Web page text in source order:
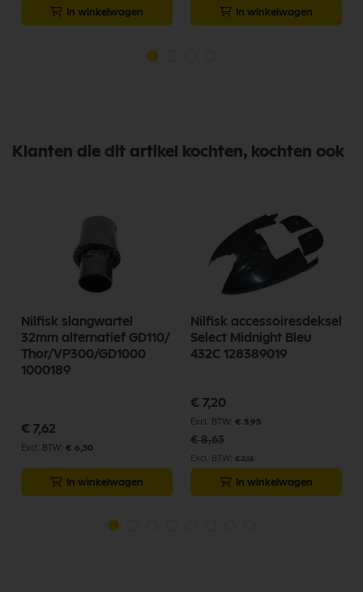
In winkelwagen In winkelwagen
Klanten die dit artikel kochten, kochten ook
Nilfisk slangwartel
32mm alternatief GD110/
Thor/VP300/GD1000
1000189
€ 7,62
€ 6,30
In winkelwagen
Nilfisk accessoiresdeksel
Select Midnight Bleu
432C 128389019
Speciale
prijs
€ 7,20
€ 5,95
€ 8,63
€ 7,13
In winkelwagen